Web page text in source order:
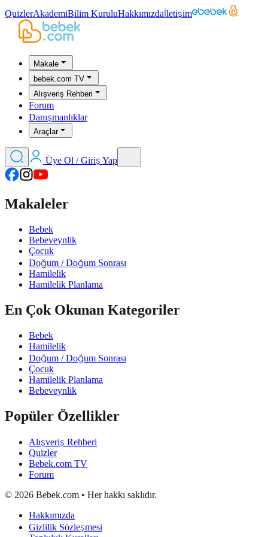
QuizlerAkademiBilim KuruluHakkımızdaİletişim
Makale
bebek.com TV
Alışveriş Rehberi
Forum
Danışmanlıklar
Araçlar
Üye Ol / Giriş Yap
Makaleler
Bebek
Bebeveynlik
Çocuk
Doğum / Doğum Sonrası
Hamilelik
Hamilelik Planlama
En Çok Okunan Kategoriler
Bebek
Hamilelik
Doğum / Doğum Sonrası
Çocuk
Hamilelik Planlama
Bebeveynlik
Popüler Özellikler
Alışveriş Rehberi
Quizler
Bebek.com TV
Forum
© 2026 Bebek.com • Her hakkı saklıdır.
Hakkımızda
Gizlilik Sözleşmesi